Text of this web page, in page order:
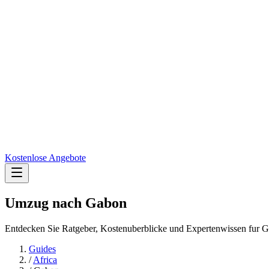
Kostenlose Angebote
Umzug nach Gabon
Entdecken Sie Ratgeber, Kostenuberblicke und Expertenwissen fur
Guides
/Africa